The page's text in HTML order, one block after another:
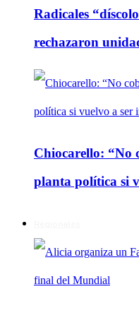
Radicales
rechazaron
Chiocarello: “No
planta política si